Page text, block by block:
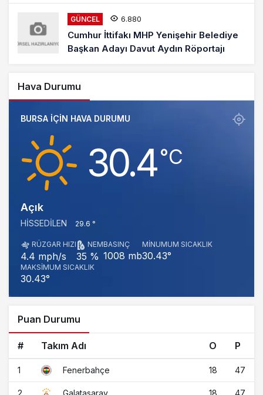
GÜNCEL 6.880
Cumhur İttifakı MHP Yenişehir Belediye
Başkan Adayı Davut Aydın Röportajı
Hava Durumu
BURSA IÇIN HAVA DURUMU
30.4‎°C
Açık
HISSEDILEN 29.6 °
RÜZGAR HIZI
4.4 mph/s
NEM
35 %
BASINÇ
1008 mb
MINUMUM SICAKLIK
30.43°
MAKSIMUM SICAKLIK
30.43°
Puan Durumu
# Takım Adı O P
1 Fenerbahçe 18 47
2 18 47